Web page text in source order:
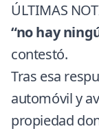
ÚLTIMAS
“no hay
contestó.
Tras esa
automóvil y
propiedad